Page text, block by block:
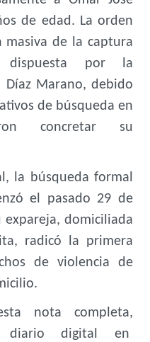
de edad. La orden
de la captura
dispuesta por la
Marano, debido
de búsqueda en
concretar su
la búsqueda formal
el pasado 29 de
expareja, domiciliada
radicó la primera
de violencia de
nota completa,
diario digital en